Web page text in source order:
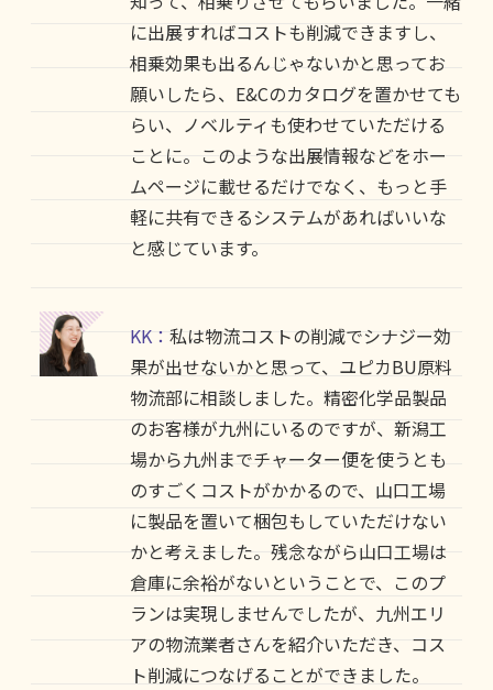
に出展すればコストも削減できますし、
相乗効果も出るんじゃないかと思ってお
願いしたら、E&Cのカタログを置かせても
らい、ノベルティも使わせていただける
ことに。このような出展情報などをホー
ムページに載せるだけでなく、もっと手
軽に共有できるシステムがあればいいな
と感じています。
KK： 私は物流コストの削減でシナジー効
果が出せないかと思って、ユピカBU原料
物流部に相談しました。精密化学品製品
のお客様が九州にいるのですが、新潟工
場から九州までチャーター便を使うとも
のすごくコストがかかるので、山口工場
に製品を置いて梱包もしていただけない
かと考えました。残念ながら山口工場は
倉庫に余裕がないということで、このプ
ランは実現しませんでしたが、九州エリ
アの物流業者さんを紹介いただき、コス
ト削減につなげることができました。